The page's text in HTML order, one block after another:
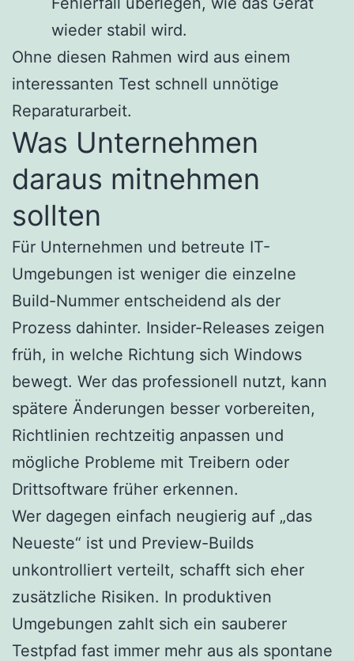
wieder stabil wird.
Ohne diesen Rahmen wird aus einem
interessanten Test schnell unnötige
Reparaturarbeit.
Was Unternehmen
daraus mitnehmen
sollten
Für Unternehmen und betreute IT-
Umgebungen ist weniger die einzelne
Build-Nummer entscheidend als der
Prozess dahinter. Insider-Releases zeigen
früh, in welche Richtung sich Windows
bewegt. Wer das professionell nutzt, kann
spätere Änderungen besser vorbereiten,
Richtlinien rechtzeitig anpassen und
mögliche Probleme mit Treibern oder
Drittsoftware früher erkennen.
Wer dagegen einfach neugierig auf „das
Neueste“ ist und Preview-Builds
unkontrolliert verteilt, schafft sich eher
zusätzliche Risiken. In produktiven
Umgebungen zahlt sich ein sauberer
Testpfad fast immer mehr aus als spontane